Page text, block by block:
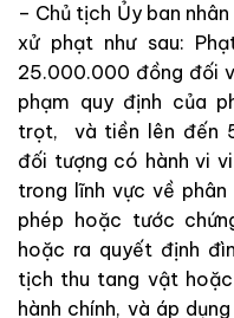
– Chủ tịch Ủy ban
xử phạt như sau:
25.000.000 đồng đối
phạm quy định của
trọt, và tiền lên đến
đối tượng có hành vi
trong lĩnh vực về
phép hoặc tước
hoặc ra quyết định
tịch thu tang vật
hành chính, và áp